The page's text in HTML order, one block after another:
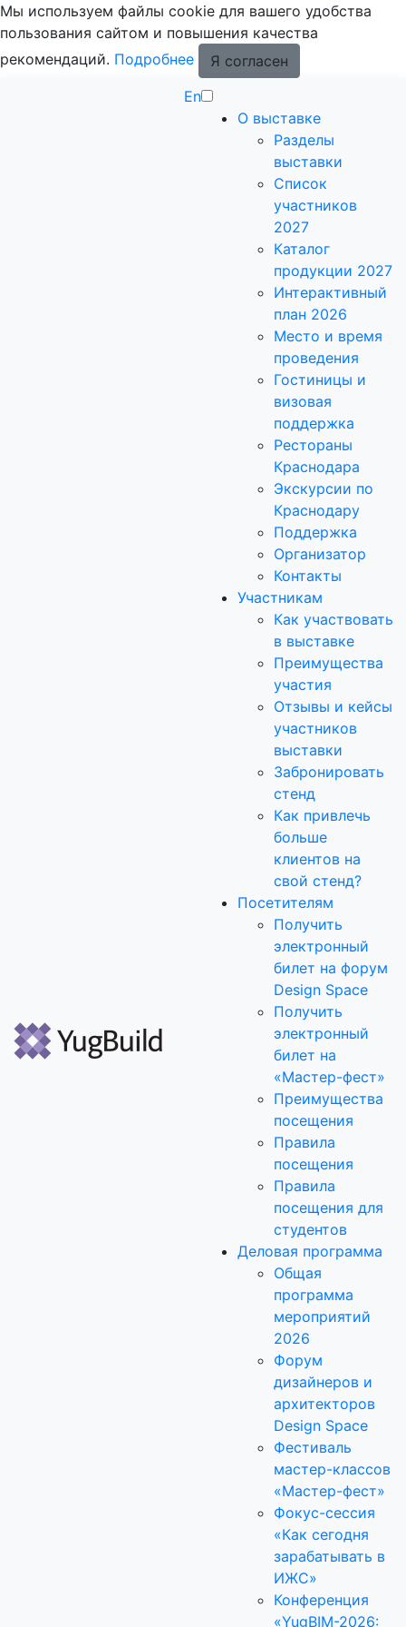
Мы используем файлы cookie для вашего удобства
пользования сайтом и повышения качества
рекомендаций. Подробнее
Я согласен
En
О выставке
Разделы
выставки
Список
участников
2027
Каталог
продукции 2027
Интерактивный
план 2026
Место и время
проведения
Гостиницы и
визовая
поддержка
Рестораны
Краснодара
Экскурсии по
Краснодару
Поддержка
Организатор
Контакты
Участникам
Как участвовать
в выставке
Преимущества
участия
Отзывы и кейсы
участников
выставки
Забронировать
стенд
Как привлечь
больше
клиентов на
свой стенд?
Посетителям
Получить
электронный
билет на форум
Design Space
Получить
электронный
билет на
«Мастер-фест»
Преимущества
посещения
Правила
посещения
Правила
посещения для
студентов
Деловая программа
Общая
программа
мероприятий
2026
Форум
дизайнеров и
архитекторов
Design Space
Фестиваль
мастер-классов
«Мастер-фест»
Фокус-сессия
«Как сегодня
зарабатывать в
ИЖС»
Конференция
«YugBIM-2026: